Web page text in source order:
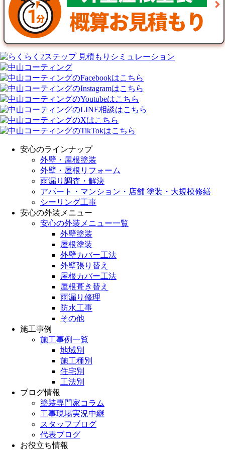
安心のラインナップ
外壁・屋根塗装
外壁・屋根リフォーム
雨漏り調査・解決
アパート・マンション・店舗 塗装・大規模修繕
シーリング工事
安心の外装メニュー
安心の外装メニュー一覧
外壁塗装
屋根塗装
外壁カバー工法
外壁張り替え
屋根カバー工法
屋根葺き替え
雨漏り修理
防水工事
その他
施工事例
施工事例一覧
地域別
施工種別
住宅別
工法別
ブログ情報
塗装専門家コラム
工事現場実況中継
スタッフブログ
代表ブログ
お役立ち情報